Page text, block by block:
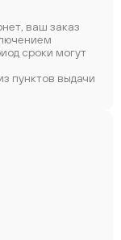
ваш заказ
сроки могут
пунктов выдачи